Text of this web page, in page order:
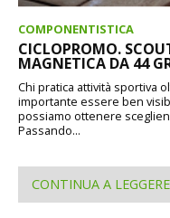
COMPONENTISTICA
CICLOPROMO.
MAGNETICA DA 44
Chi pratica attività sportiva
importante essere ben
possiamo ottenere
Passando...
CONTINUA A LEGGERE